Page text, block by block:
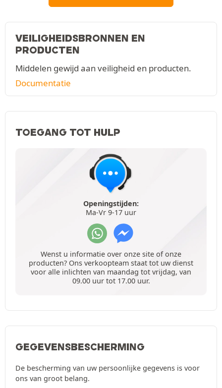
VEILIGHEIDSBRONNEN EN
PRODUCTEN
Middelen gewijd aan veiligheid en producten.
Documentatie
TOEGANG TOT HULP
Openingstijden:
Ma-Vr 9-17 uur
Wenst u informatie over onze site of onze
producten? Ons verkoopteam staat tot uw dienst
voor alle inlichten van maandag tot vrijdag, van
09.00 uur tot 17.00 uur.
GEGEVENSBESCHERMING
De bescherming van uw persoonlijke gegevens is voor
ons van groot belang.